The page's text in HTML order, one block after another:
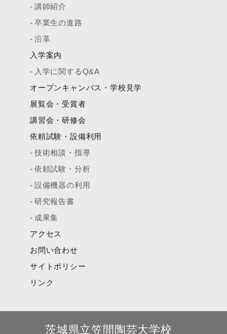
講師紹介
卒業生の進路
沿革
入学案内
入学に関するQ&A
オープンキャンパス・学校見学
展覧会・受賞者
講習会・研修会
依頼試験・設備利用
技術相談・指導
依頼試験・分析
設備機器の利用
研究報告書
成果集
アクセス
お問い合わせ
サイトポリシー
リンク
茨城県立笠間陶芸大学校